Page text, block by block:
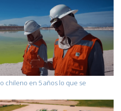
chileno en 5 años lo que se